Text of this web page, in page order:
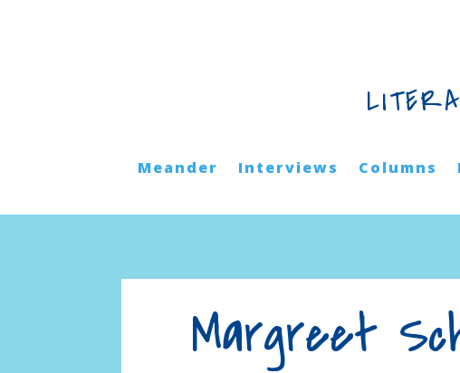
Meander Interviews Columns
Margreet